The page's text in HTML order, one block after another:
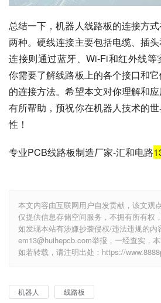
总结一下，机器人线路板的连接方
两种。硬线连接主要包括电缆、插
连接则通过蓝牙、Wi-Fi和红外线等
你需要了解线路板上的各个接口和
的连接方法。希望本文对你理解和
有所帮助，预祝你在机器人技术的
性！
专业PCB线路板制造厂家-汇和电路
本文内容由互联网用户自发贡献，该文观
仅提供信息存储空间服务，不拥有所有权
如发现本站有涉嫌抄袭侵权/违法违规的内
em13@huihepcb.com举报，一经查实，本
如若转载，请注明出处：https://
机器人 线路板